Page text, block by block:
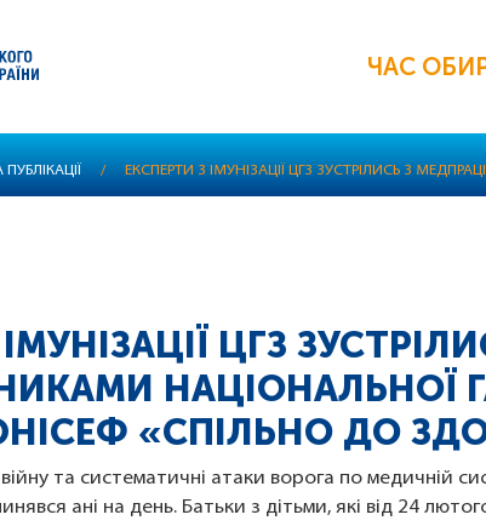
ЧАС
/ ЕКСПЕРТИ З ІМУНІЗАЦІЇ ЦГЗ ЗУСТРІЛИСЬ З
ЦГЗ
НАЦІОНАЛЬНОЇ
«СПІЛЬНО ДО
та систематичні атаки ворога по медичній
ані на день. Батьки з дітьми, які від 24